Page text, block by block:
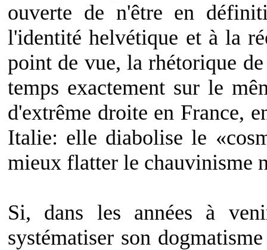
ouverte de n'être en
l'identité helvétique et à la
point de vue, la rhétorique
temps exactement sur le
d'extrême droite en France,
Italie: elle diabolise le
mieux flatter le chauvinisme
Si, dans les années à
systématiser son